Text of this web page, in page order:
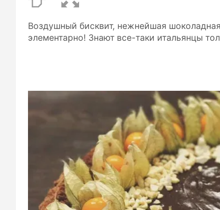
Воздушный бисквит, нежнейшая
элементарно! Знают все-таки итальянцы